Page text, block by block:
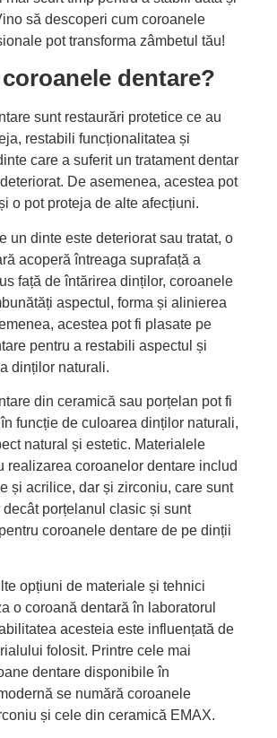
să descoperi cum coroanele
pot transforma zâmbetul tău!
dentare?
sunt restaurări protetice ce au
restabili funcționalitatea și
care a suferit un tratament dentar
De asemenea, acestea pot
o pot proteja de alte afecțiuni.
un dinte este deteriorat sau tratat, o
acoperă întreaga suprafață a
față de întărirea dinților, coroanele
aspectul, forma și alinierea
acestea pot fi plasate pe
pentru a restabili aspectul și
dinților naturali.
din ceramică sau porțelan pot fi
funcție de culoarea dinților naturali,
natural și estetic. Materialele
realizarea coroanelor dentare includ
și acrilice, dar și zirconiu, care sunt
decât porțelanul clasic și sunt
coroanele dentare de pe dinții
opțiuni de materiale și tehnici
o coroană dentară în laboratorul
acesteia este influențată de
folosit. Printre cele mai
dentare disponibile în
se numără coroanele
și cele din ceramică EMAX.